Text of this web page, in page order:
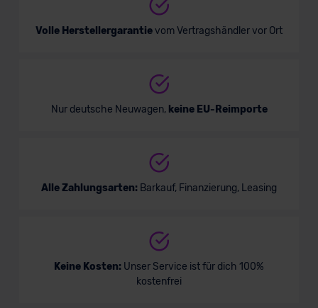
Volle Herstellergarantievom Vertragshändler vor Ort
Nur deutsche Neuwagen, keine EU-Reimporte
Alle Zahlungsarten: Barkauf, Finanzierung, Leasing
Keine Kosten: Unser Service ist für dich 100%
kostenfrei